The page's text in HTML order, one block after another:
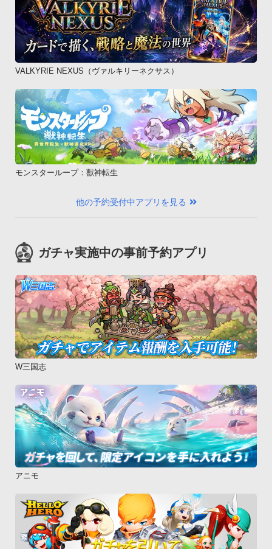
VALKYRIE NEXUS（ヴァルキリーネクサス）
モンスターループ：獣神転生
他の予約受付中アプリを見る
ガチャ実施中の事前予約アプリ
W三国志
アニモ